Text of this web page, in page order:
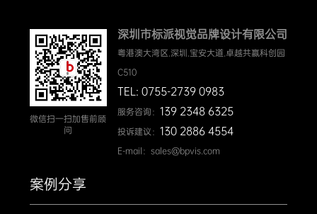
微信扫一扫加售前顾
问
深圳市标派视觉品牌设计有限公司
粤港澳大湾区.深圳.宝安大道.卓越共赢科创园
C510
TEL: 0755-2739 0983
服务咨询： 139 2348 6325
投诉建议： 130 2886 4554
E-mail：sales@bpvis.com
案例分享